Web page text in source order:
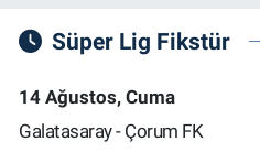
Süper Lig Fikstür
14 Ağustos, Cuma
Galatasaray - Çorum FK